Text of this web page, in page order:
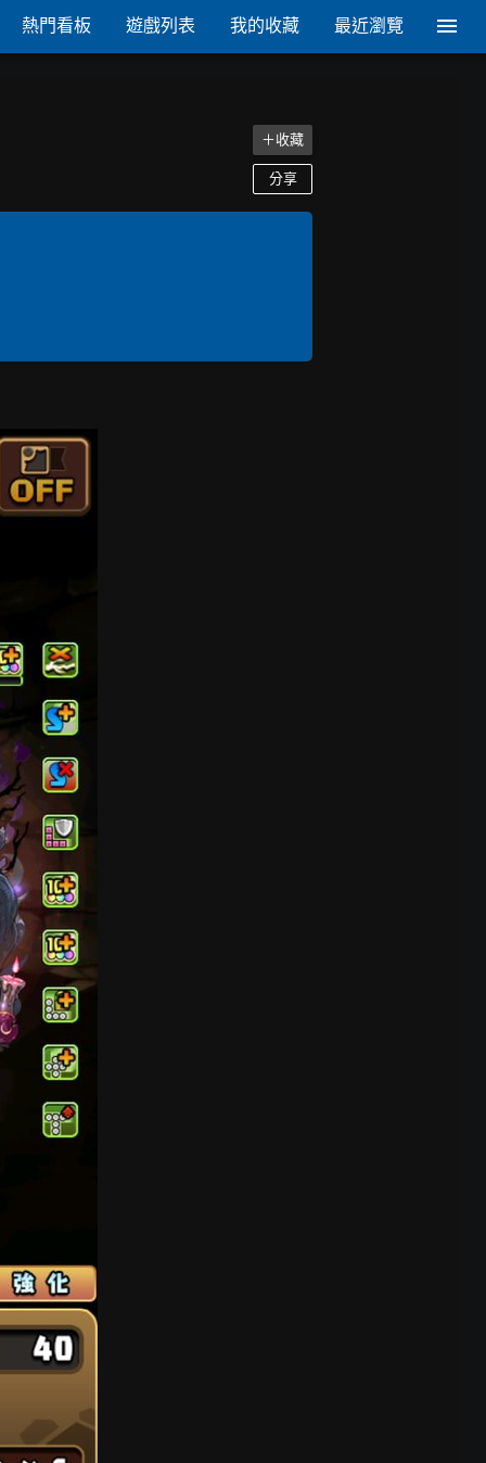
熱門看板 遊戲列表 我的收藏 最近瀏覽
＋收藏
分享